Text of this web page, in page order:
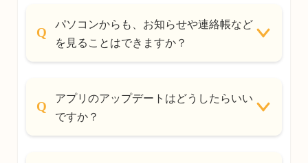
パソコンからも、お知らせや連絡帳など
を見ることはできますか？
アプリのアップデートはどうしたらいい
ですか？